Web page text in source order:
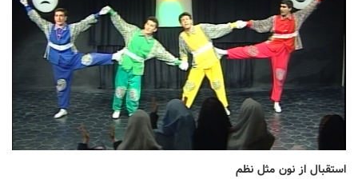
استقبال از نون مثل نظم